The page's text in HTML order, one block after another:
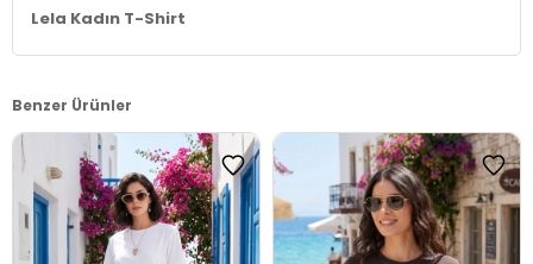
Lela Kadın T-Shirt
Benzer Ürünler